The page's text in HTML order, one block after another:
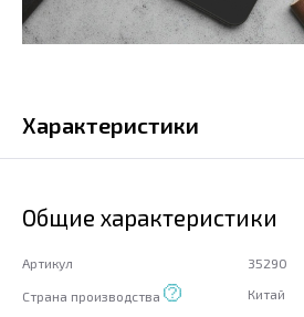
Характеристики
Общие характеристики
Артикул 35290
Страна производства Китай